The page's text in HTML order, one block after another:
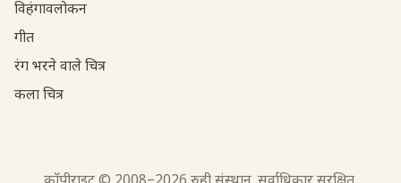
विहंगावलोकन
गीत
रंग भरने वाले चित्र
कला चित्र